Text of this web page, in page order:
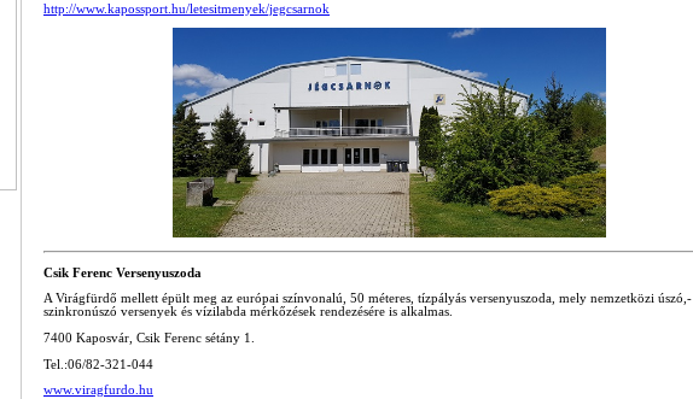
http://www.kapossport.hu/letesitmenyek/jegcsarnok
Csik Ferenc Versenyuszoda
A Virágfürdő mellett épült meg az európai színvonalú, 50 méteres, tízpályás versenyuszoda, mely nemzetközi úszó,-
szinkronúszó versenyek és vízilabda mérkőzések rendezésére is alkalmas.
7400 Kaposvár, Csik Ferenc sétány 1.
Tel.:06/82-321-044
www.viragfurdo.hu